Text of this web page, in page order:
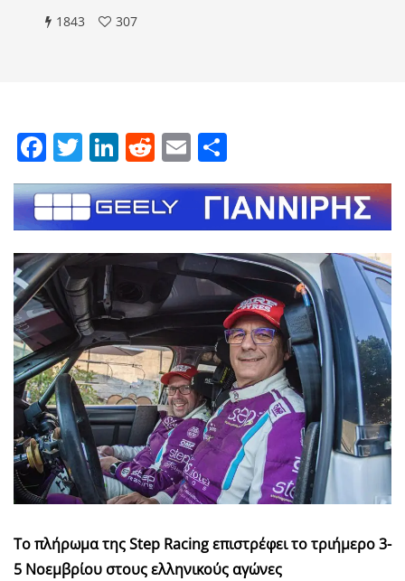
1843 307
Facebook
Twitter
LinkedIn
Reddit
Email
Το πλήρωμα της Step Racing επιστρέφει το τριήμερο 3-
5 Νοεμβρίου στους ελληνικούς αγώνες